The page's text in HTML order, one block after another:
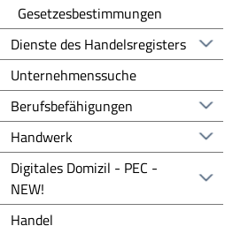
Gesetzesbestimmungen
Dienste des Handelsregisters
Unternehmenssuche
Berufsbefähigungen
Handwerk
Digitales Domizil - PEC -
NEW!
Handel